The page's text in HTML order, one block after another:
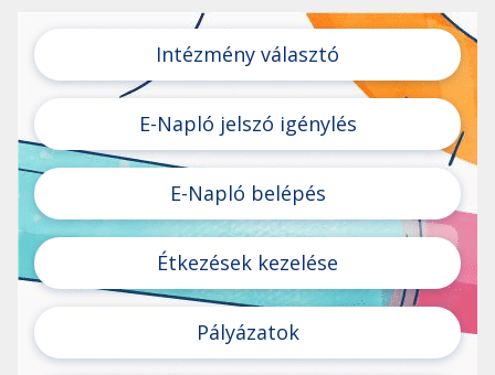
Intézmény választó
E-Napló jelszó igénylés
E-Napló belépés
Étkezések kezelése
Pályázatok